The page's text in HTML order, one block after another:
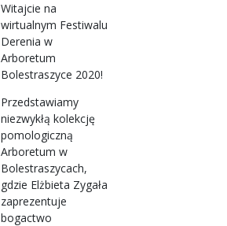
Witajcie na
wirtualnym Festiwalu
Derenia w
Arboretum
Bolestraszyce 2020!
Przedstawiamy
niezwykłą kolekcję
pomologiczną
Arboretum w
Bolestraszycach,
gdzie Elżbieta Zygała
zaprezentuje
bogactwo